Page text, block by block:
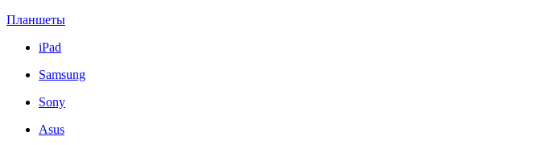
Планшеты
iPad
Samsung
Sony
Asus